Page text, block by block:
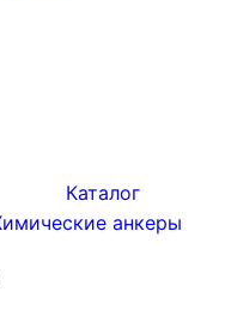
Каталог